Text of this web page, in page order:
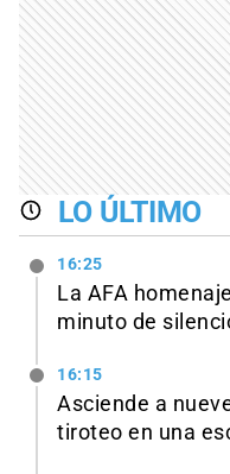
LO ÚLTIMO
16:25
La AFA
minuto de
16:15
Asciende a
tiroteo en una